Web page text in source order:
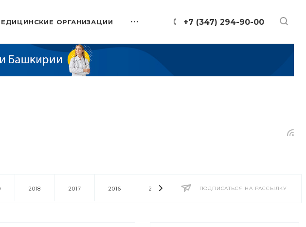
+7 (347) 294-90-00
ОРГАНИЗАЦИИ
ПОДПИСАТЬСЯ НА РАССЫЛКУ
2018 2017 2016 2014 2013 2012 2011